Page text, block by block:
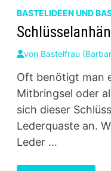
BASTELIDEEN UND
von Bastelfrau
Oft benötigt man
Mitbringsel oder
sich dieser
Lederquaste an.
Leder …